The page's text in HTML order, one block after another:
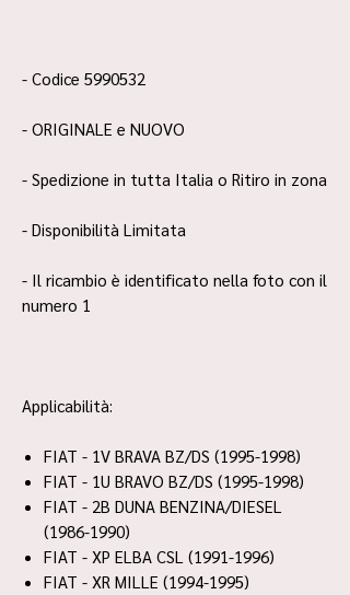
- Codice 5990532
- ORIGINALE e NUOVO
- Spedizione in tutta Italia o Ritiro in zona
- Disponibilità Limitata
- Il ricambio è identificato nella foto con il
numero 1
Applicabilità:
FIAT - 1V BRAVA BZ/DS (1995-1998)
FIAT - 1U BRAVO BZ/DS (1995-1998)
FIAT - 2B DUNA BENZINA/DIESEL
(1986-1990)
FIAT - XP ELBA CSL (1991-1996)
FIAT - XR MILLE (1994-1995)